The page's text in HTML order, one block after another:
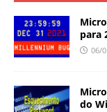
para
06/
do